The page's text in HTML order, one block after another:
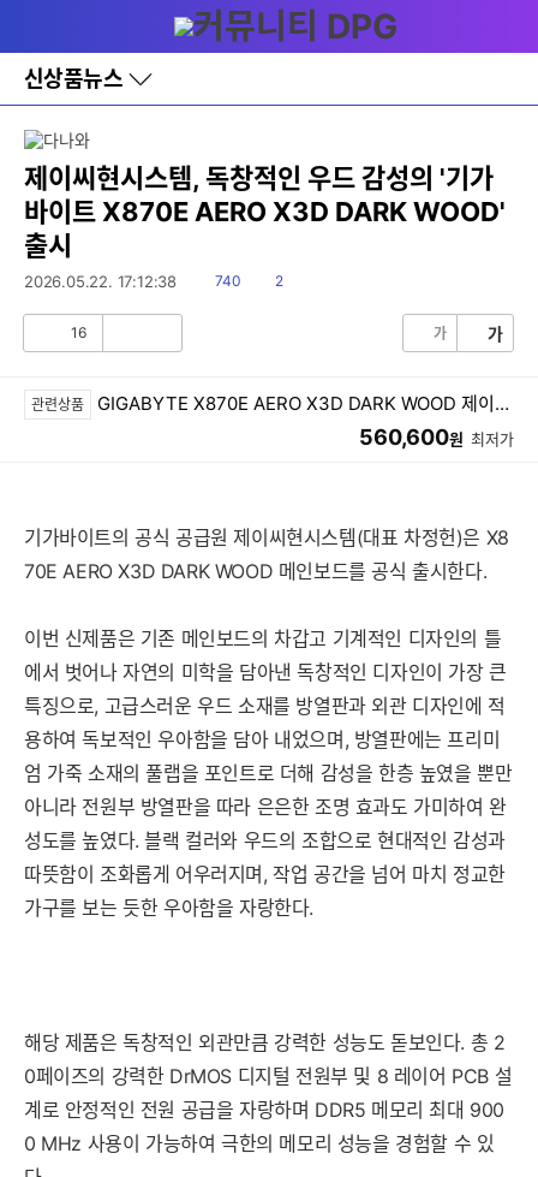
와
홈
신상품뉴스
바
로
레
이
어
글
제이씨현시스템, 독창적인 우드 감성의 '기가
바이트 X870E AERO X3D DARK WOOD'
출시
2026.05.22. 17:12:38
읽
740
댓
2
16 가 가
관련상품 GIGABYTE X870E AERO X3D DARK WOOD 제이씨현
560,600원 최저가
기가바이트의 공식 공급원 제이씨현시스템(대표 차정헌)은 X8
70E AERO X3D DARK WOOD 메인보드를 공식 출시한다.
이번 신제품은 기존 메인보드의 차갑고 기계적인 디자인의 틀
에서 벗어나 자연의 미학을 담아낸 독창적인 디자인이 가장 큰
특징으로, 고급스러운 우드 소재를 방열판과 외관 디자인에 적
용하여 독보적인 우아함을 담아 내었으며, 방열판에는 프리미
엄 가죽 소재의 풀랩을 포인트로 더해 감성을 한층 높였을 뿐만
아니라 전원부 방열판을 따라 은은한 조명 효과도 가미하여 완
성도를 높였다. 블랙 컬러와 우드의 조합으로 현대적인 감성과
따뜻함이 조화롭게 어우러지며, 작업 공간을 넘어 마치 정교한
가구를 보는 듯한 우아함을 자랑한다.
해당 제품은 독창적인 외관만큼 강력한 성능도 돋보인다. 총 2
0페이즈의 강력한 DrMOS 디지털 전원부 및 8 레이어 PCB 설
계로 안정적인 전원 공급을 자랑하며 DDR5 메모리 최대 900
0 MHz 사용이 가능하여 극한의 메모리 성능을 경험할 수 있